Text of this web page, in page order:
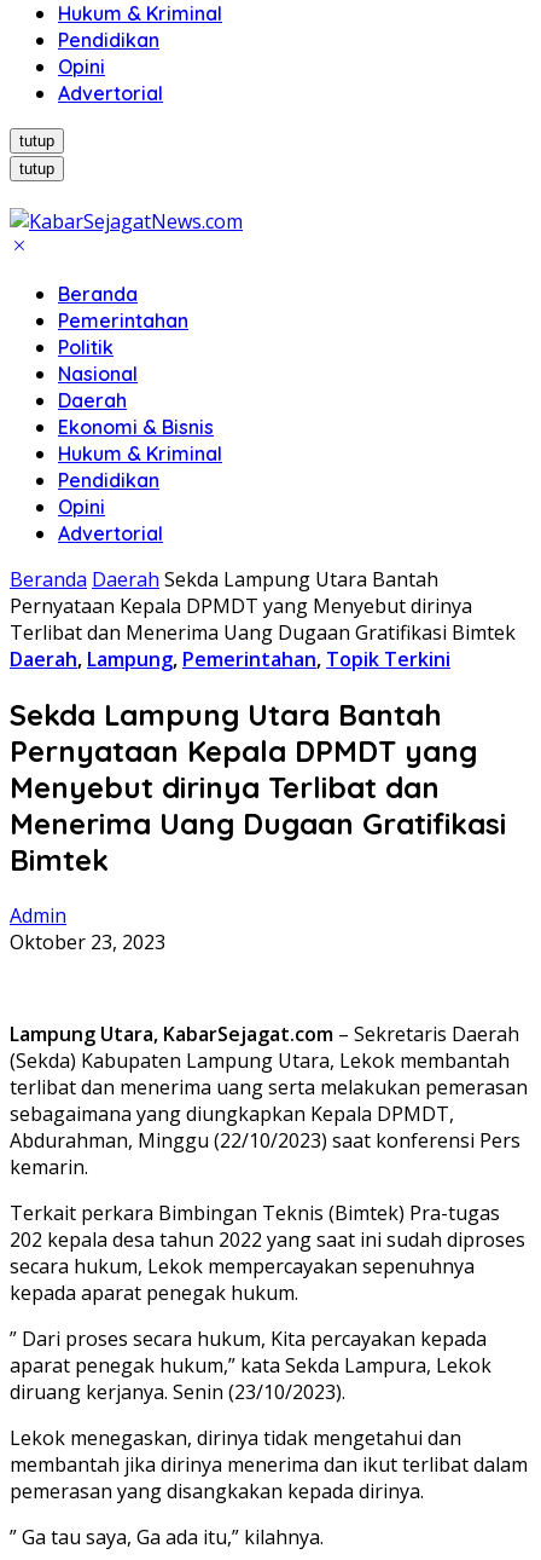
Hukum & Kriminal
Pendidikan
Opini
Advertorial
tutup
tutup
Beranda
Pemerintahan
Politik
Nasional
Daerah
Ekonomi & Bisnis
Hukum & Kriminal
Pendidikan
Opini
Advertorial
Beranda Daerah Sekda Lampung Utara Bantah
Pernyataan Kepala DPMDT yang Menyebut dirinya
Terlibat dan Menerima Uang Dugaan Gratifikasi Bimtek
Daerah, Lampung, Pemerintahan, Topik Terkini
Sekda Lampung Utara Bantah
Pernyataan Kepala DPMDT yang
Menyebut dirinya Terlibat dan
Menerima Uang Dugaan Gratifikasi
Bimtek
Admin
Oktober 23, 2023
Lampung Utara, KabarSejagat.com – Sekretaris Daerah
(Sekda) Kabupaten Lampung Utara, Lekok membantah
terlibat dan menerima uang serta melakukan pemerasan
sebagaimana yang diungkapkan Kepala DPMDT,
Abdurahman, Minggu (22/10/2023) saat konferensi Pers
kemarin.
Terkait perkara Bimbingan Teknis (Bimtek) Pra-tugas
202 kepala desa tahun 2022 yang saat ini sudah diproses
secara hukum, Lekok mempercayakan sepenuhnya
kepada aparat penegak hukum.
” Dari proses secara hukum, Kita percayakan kepada
aparat penegak hukum,” kata Sekda Lampura, Lekok
diruang kerjanya. Senin (23/10/2023).
Lekok menegaskan, dirinya tidak mengetahui dan
membantah jika dirinya menerima dan ikut terlibat dalam
pemerasan yang disangkakan kepada dirinya.
” Ga tau saya, Ga ada itu,” kilahnya.